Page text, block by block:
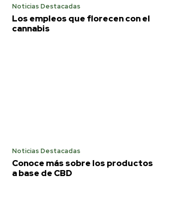
Noticias Destacadas
Los empleos que florecen con el
cannabis
Noticias Destacadas
Conoce más sobre los productos
a base de CBD